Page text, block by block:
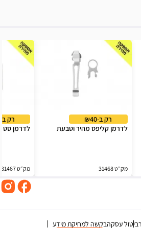
רק ב-₪40
לדרמן קליפס מהיר וטבעת
מק״ט 31468
רק ב-₪59
לדרמן סט
מק״ט 31467
ביטול עסקהבקשה למחיקת מידע